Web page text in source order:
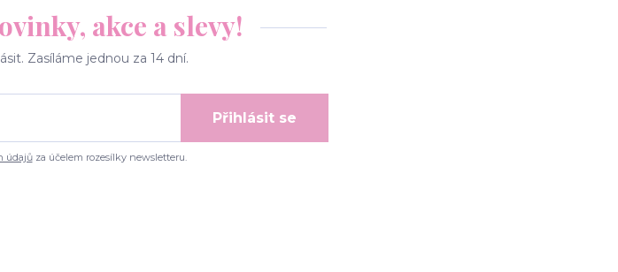
akce a slevy!
Zasíláme jednou za 14 dní.
Přihlásit se
údajůza účelem rozesílky newsletteru.